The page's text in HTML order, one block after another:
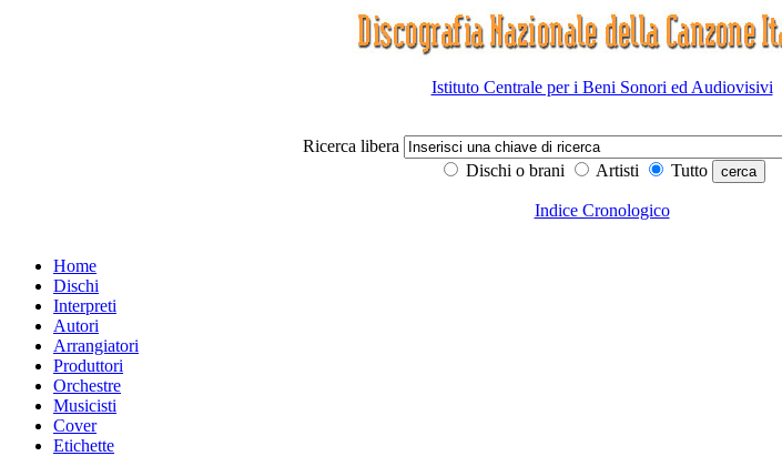
Istituto Centrale per i Beni Sonori ed Audiovisivi
Ricerca libera
Dischi o brani
Artisti Tutto
Indice Cronologico
Home
Dischi
Interpreti
Autori
Arrangiatori
Produttori
Orchestre
Musicisti
Cover
Etichette